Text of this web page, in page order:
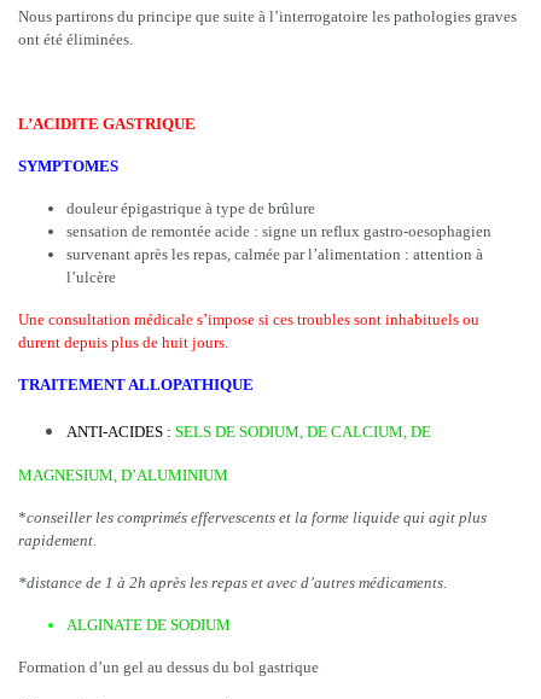
Nous partirons du principe que suite à l’interrogatoire les pathologies graves
ont été éliminées.
L’ACIDITE GASTRIQUE
SYMPTOMES
douleur épigastrique à type de brûlure
sensation de remontée acide : signe un reflux gastro-oesophagien
survenant après les repas, calmée par l’alimentation : attention à
l’ulcère
Une consultation médicale s’impose si ces troubles sont inhabituels ou
durent depuis plus de huit jours.
TRAITEMENT ALLOPATHIQUE
ANTI-ACIDES : SELS DE SODIUM, DE CALCIUM, DE
MAGNESIUM, D’ALUMINIUM
*conseiller les comprimés effervescents et la forme liquide qui agit plus
rapidement.
*distance de 1 à 2h après les repas et avec d’autres médicaments.
ALGINATE DE SODIUM
Formation d’un gel au dessus du bol gastrique